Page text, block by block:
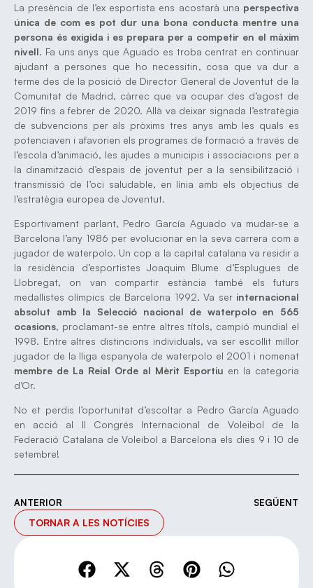
La presència de l’ex esportista ens acostarà una perspectiva
única de com es pot dur una bona conducta mentre una
persona és exigida i es prepara per a competir en el màxim
nivell. Fa uns anys que Aguado es troba centrat en continuar
ajudant a persones que ho necessitin, cosa que va dur a
terme des de la posició de Director General de Joventut de la
Comunitat de Madrid, càrrec que va ocupar des d’agost de
2019 fins a febrer de 2020. Allà va deixar signada l’estratègia
de subvencions per als pròxims tres anys amb les quals es
potenciaven i afavorien els programes de formació a través de
l’escola d’animació, les ajudes a municipis i associacions per a
la dinamització d’espais de joventut per a la sensibilització i
transmissió de l’oci saludable, en línia amb els objectius de
l’estratègia europea de Joventut.
Esportivament parlant, Pedro García Aguado va mudar-se a
Barcelona l’any 1986 per evolucionar en la seva carrera com a
jugador de waterpolo. Un cop a la capital catalana va residir a
la residència d’esportistes Joaquim Blume d’Esplugues de
Llobregat, on van compartir estància també els futurs
medallistes olímpics de Barcelona 1992. Va ser internacional
absolut amb la Selecció nacional de waterpolo en 565
ocasions, proclamant-se entre altres títols, campió mundial el
1998. Entre altres distincions individuals, va ser escollit millor
jugador de la lliga espanyola de waterpolo el 2001 i nomenat
membre de La Reial Orde al Mèrit Esportiu en la categoria
d’Or.
No et perdis l’oportunitat d’escoltar a Pedro García Aguado
en acció al II Congrés Internacional de Voleibol de la
Federació Catalana de Voleibol a Barcelona els dies 9 i 10 de
setembre!
ANTERIOR SEGÜENT
TORNAR A LES NOTÍCIES